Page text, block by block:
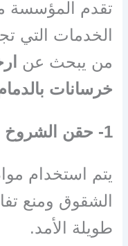
تقدم المؤسسة
الخدمات التي
من يبحث عن
خرسانات
1- حقن الشروخ الخرسانية
يتم استخدام
الشقوق ومنع
طويلة الأمد.